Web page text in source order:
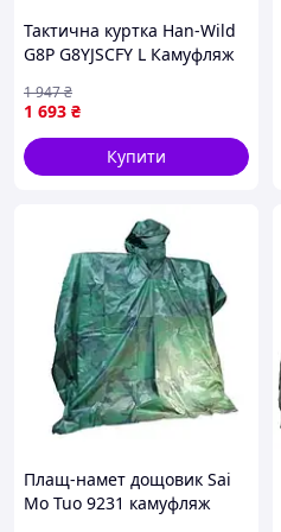
1
Кур'єрська
надсилаємо
замовлення з
понеділка до
п'ятниці (для
деяких товарів –
навіть у вихідні).
Якщо ви
зробили
замовленн
відправка
буде
виконана
Тактична куртка Han-Wild
G8P G8YJSCFY L Камуфляж
1 693 ₴
1 947₴
Купити
Плащ-намет дощовик Sai
Mo Tuo 9231 камуфляж